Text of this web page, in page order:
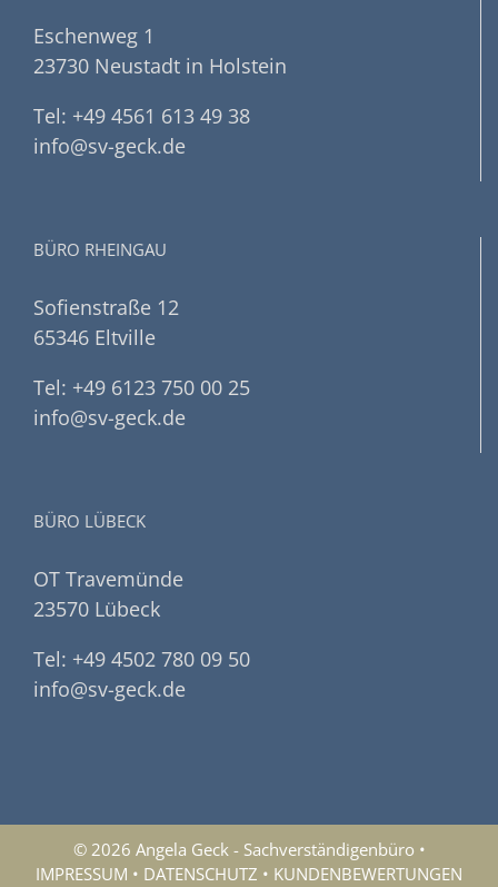
Eschenweg 1
23730 Neustadt in Holstein
Tel: +49 4561 613 49 38
info@sv-geck.de
BÜRO RHEINGAU
Sofienstraße 12
65346 Eltville
Tel: +49 6123 750 00 25
info@sv-geck.de
BÜRO LÜBECK
OT Travemünde
23570 Lübeck
Tel: +49 4502 780 09 50
info@sv-geck.de
© 2026 Angela Geck - Sachverständigenbüro •
IMPRESSUM • DATENSCHUTZ • KUNDENBEWERTUNGEN